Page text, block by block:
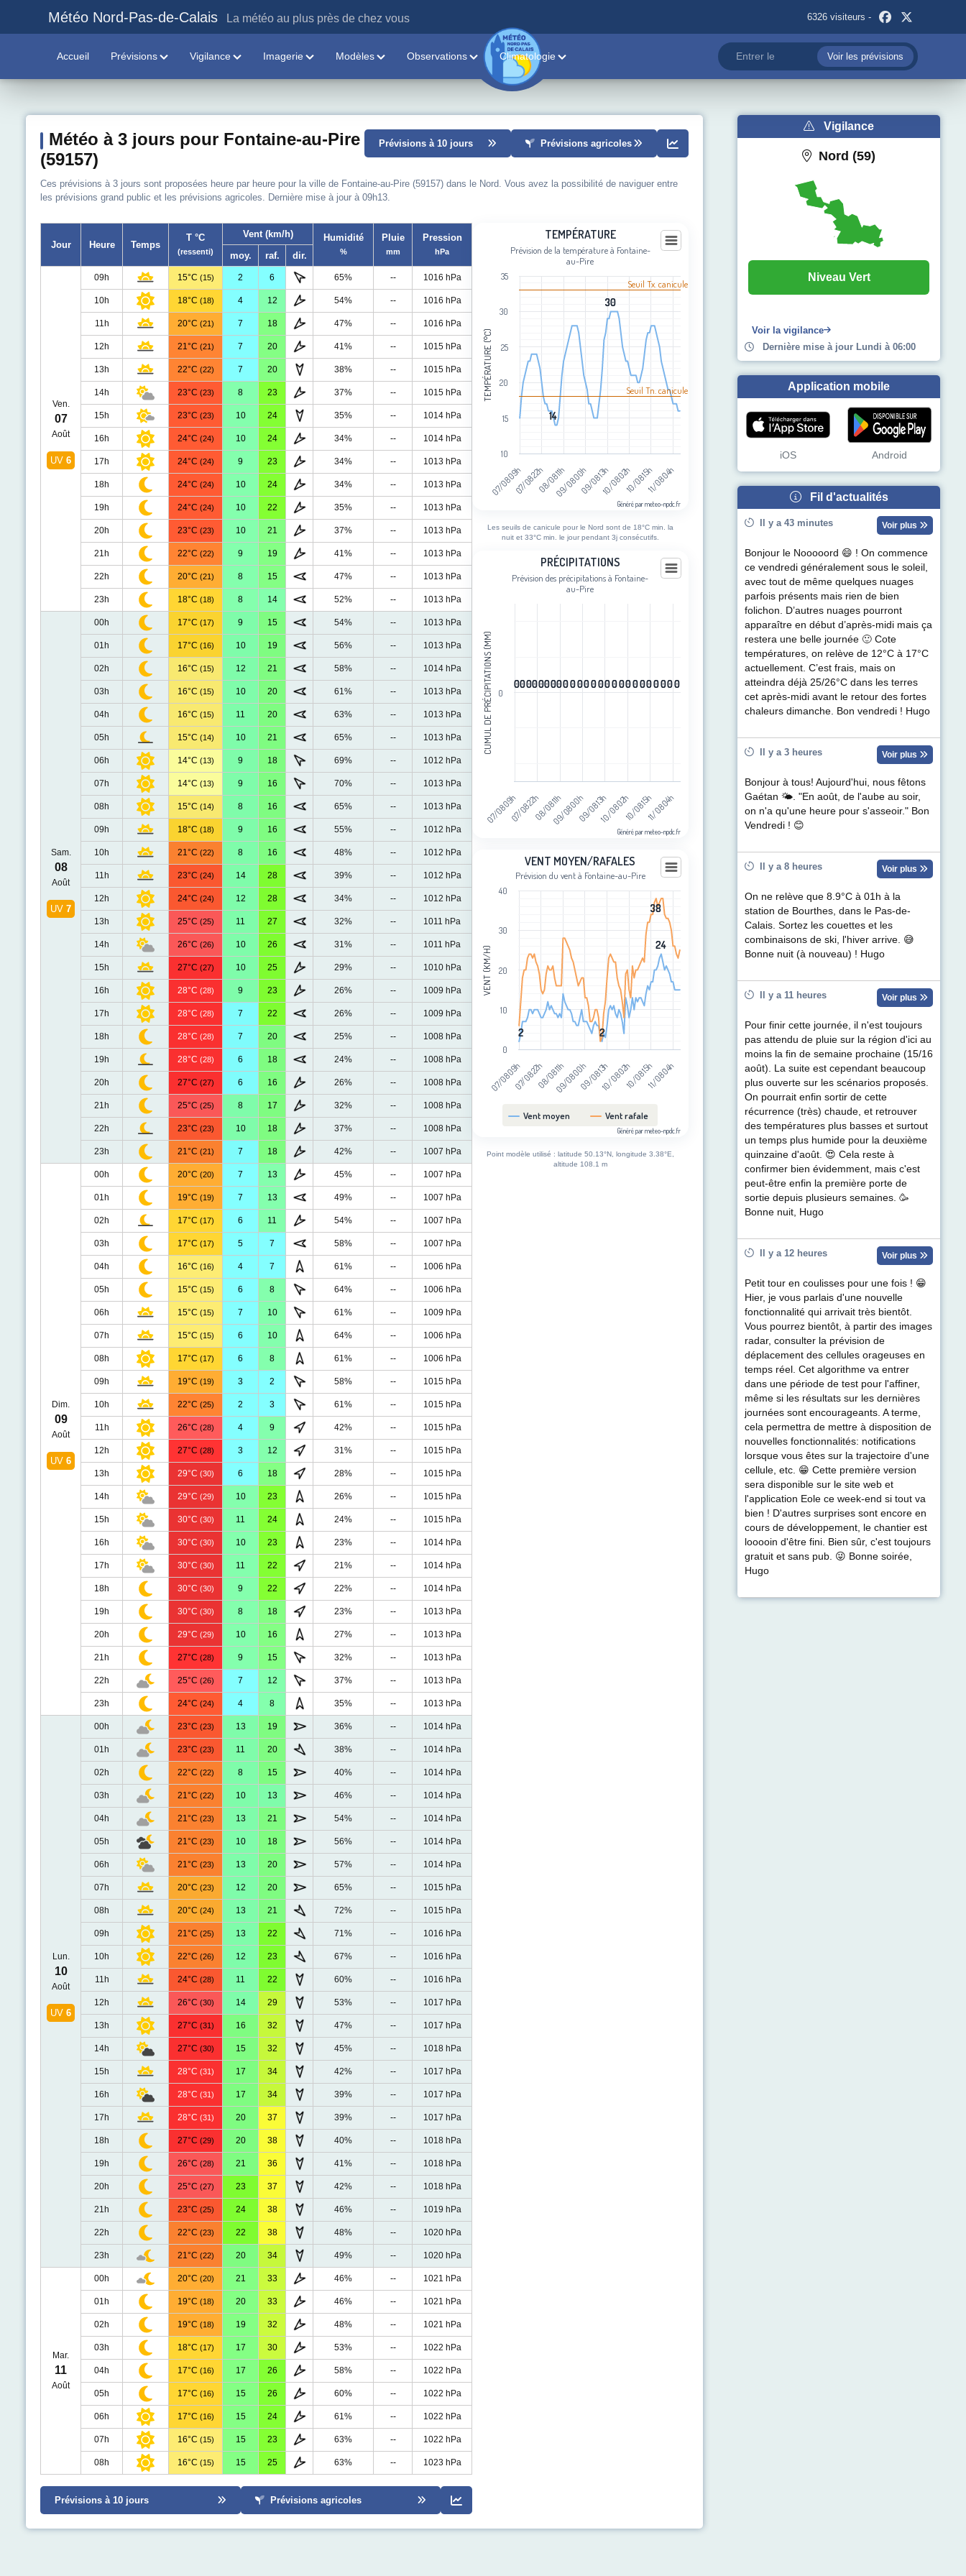
Météo Nord-Pas-de-Calais La météo au plus près de chez vous 6326 visiteurs -
Accueil Prévisions Vigilance Imagerie Modèles Observations Climatologie Voir les prévisions
Météo à 3 jours pour Fontaine-au-Pire
(59157)
Prévisions à 10 jours Prévisions agricoles
Ces prévisions à 3 jours sont proposées heure par heure pour la ville de Fontaine-au-Pire (59157) dans le Nord. Vous avez la possibilité de naviguer entre
les prévisions grand public et les prévisions agricoles. Dernière mise à jour à 09h13.
Jour Heure Temps
T °C
(ressenti)
Vent (km/h) Humidité
%
Pluie
mm
Pression
hPa
moy. raf. dir.
Ven.
07
Août
UV 6
09h 15°C (15) 2 6 65% -- 1016 hPa
10h 18°C (18) 4 12 54% -- 1016 hPa
11h 20°C (21) 7 18 47% -- 1016 hPa
12h 21°C (21) 7 20 41% -- 1015 hPa
13h 22°C (22) 7 20 38% -- 1015 hPa
14h 23°C (23) 8 23 37% -- 1015 hPa
15h 23°C (23) 10 24 35% -- 1014 hPa
16h 24°C (24) 10 24 34% -- 1014 hPa
17h 24°C (24) 9 23 34% -- 1013 hPa
18h 24°C (24) 10 24 34% -- 1013 hPa
19h 24°C (24) 10 22 35% -- 1013 hPa
20h 23°C (23) 10 21 37% -- 1013 hPa
21h 22°C (22) 9 19 41% -- 1013 hPa
22h 20°C (21) 8 15 47% -- 1013 hPa
23h 18°C (18) 8 14 52% -- 1013 hPa
Sam.
08
Août
UV 7
00h 17°C (17) 9 15 54% -- 1013 hPa
01h 17°C (16) 10 19 56% -- 1013 hPa
02h 16°C (15) 12 21 58% -- 1014 hPa
03h 16°C (15) 10 20 61% -- 1013 hPa
04h 16°C (15) 11 20 63% -- 1013 hPa
05h 15°C (14) 10 21 65% -- 1013 hPa
06h 14°C (13) 9 18 69% -- 1012 hPa
07h 14°C (13) 9 16 70% -- 1013 hPa
08h 15°C (14) 8 16 65% -- 1013 hPa
09h 18°C (18) 9 16 55% -- 1012 hPa
10h 21°C (22) 8 16 48% -- 1012 hPa
11h 23°C (24) 14 28 39% -- 1012 hPa
12h 24°C (24) 12 28 34% -- 1012 hPa
13h 25°C (25) 11 27 32% -- 1011 hPa
14h 26°C (26) 10 26 31% -- 1011 hPa
15h 27°C (27) 10 25 29% -- 1010 hPa
16h 28°C (28) 9 23 26% -- 1009 hPa
17h 28°C (28) 7 22 26% -- 1009 hPa
18h 28°C (28) 7 20 25% -- 1008 hPa
19h 28°C (28) 6 18 24% -- 1008 hPa
20h 27°C (27) 6 16 26% -- 1008 hPa
21h 25°C (25) 8 17 32% -- 1008 hPa
22h 23°C (23) 10 18 37% -- 1008 hPa
23h 21°C (21) 7 18 42% -- 1007 hPa
Dim.
09
Août
UV 6
00h 20°C (20) 7 13 45% -- 1007 hPa
01h 19°C (19) 7 13 49% -- 1007 hPa
02h 17°C (17) 6 11 54% -- 1007 hPa
03h 17°C (17) 5 7 58% -- 1007 hPa
04h 16°C (16) 4 7 61% -- 1006 hPa
05h 15°C (15) 6 8 64% -- 1006 hPa
06h 15°C (15) 7 10 61% -- 1009 hPa
07h 15°C (15) 6 10 64% -- 1006 hPa
08h 17°C (17) 6 8 61% -- 1006 hPa
09h 19°C (19) 3 2 58% -- 1015 hPa
10h 22°C (25) 2 3 61% -- 1015 hPa
11h 26°C (28) 4 9 42% -- 1015 hPa
12h 27°C (28) 3 12 31% -- 1015 hPa
13h 29°C (30) 6 18 28% -- 1015 hPa
14h 29°C (29) 10 23 26% -- 1015 hPa
15h 30°C (30) 11 24 24% -- 1015 hPa
16h 30°C (30) 10 23 23% -- 1014 hPa
17h 30°C (30) 11 22 21% -- 1014 hPa
18h 30°C (30) 9 22 22% -- 1014 hPa
19h 30°C (30) 8 18 23% -- 1013 hPa
20h 29°C (29) 10 16 27% -- 1013 hPa
21h 27°C (28) 9 15 32% -- 1013 hPa
22h 25°C (26) 7 12 37% -- 1013 hPa
23h 24°C (24) 4 8 35% -- 1013 hPa
Lun.
10
Août
UV 6
00h 23°C (23) 13 19 36% -- 1014 hPa
01h 23°C (23) 11 20 38% -- 1014 hPa
02h 22°C (22) 8 15 40% -- 1014 hPa
03h 21°C (22) 10 13 46% -- 1014 hPa
04h 21°C (23) 13 21 54% -- 1014 hPa
05h 21°C (23) 10 18 56% -- 1014 hPa
06h 21°C (23) 13 20 57% -- 1014 hPa
07h 20°C (23) 12 20 65% -- 1015 hPa
08h 20°C (24) 13 21 72% -- 1015 hPa
09h 21°C (25) 13 22 71% -- 1016 hPa
10h 22°C (26) 12 23 67% -- 1016 hPa
11h 24°C (28) 11 22 60% -- 1016 hPa
12h 26°C (30) 14 29 53% -- 1017 hPa
13h 27°C (31) 16 32 47% -- 1017 hPa
14h 27°C (30) 15 32 45% -- 1018 hPa
15h 28°C (31) 17 34 42% -- 1017 hPa
16h 28°C (31) 17 34 39% -- 1017 hPa
17h 28°C (31) 20 37 39% -- 1017 hPa
18h 27°C (29) 20 38 40% -- 1018 hPa
19h 26°C (28) 21 36 41% -- 1018 hPa
20h 25°C (27) 23 37 42% -- 1018 hPa
21h 23°C (25) 24 38 46% -- 1019 hPa
22h 22°C (23) 22 38 48% -- 1020 hPa
23h 21°C (22) 20 34 49% -- 1020 hPa
Mar.
11
Août
00h 20°C (20) 21 33 46% -- 1021 hPa
01h 19°C (18) 20 33 46% -- 1021 hPa
02h 19°C (18) 19 32 48% -- 1021 hPa
03h 18°C (17) 17 30 53% -- 1022 hPa
04h 17°C (16) 17 26 58% -- 1022 hPa
05h 17°C (16) 15 26 60% -- 1022 hPa
06h 17°C (16) 15 24 61% -- 1022 hPa
07h 16°C (15) 15 23 63% -- 1022 hPa
08h 16°C (15) 15 25 63% -- 1023 hPa
Prévisions à 10 jours Prévisions agricoles
Line chart with 96 data points.
The chart has 1 X axis displaying categories.
The chart has 1 Y axis displaying Température (°C). Data ranges from 14 to 30.
TEMPÉRATURE (°C)
TEMPÉRATURE
Prévision de la température à Fontaine-
au-Pire
14
14
30
30
07/08 09h07/08 22h08/08 11h09/08 00h09/08 13h10/08 02h10/08 15h11/08 04h
10
15
20
25
30
35
Généré par meteo-npdc.fr
Seuil Tx. canicule
Seuil Tn. canicule
Les seuils de canicule pour le Nord sont de 18°C min. la
nuit et 33°C min. le jour pendant 3j consécutifs.
Bar chart with 96 bars.
The chart has 1 X axis displaying categories.
The chart has 1 Y axis displaying Cumul de précipitations (mm). Data ranges from -0.5 to 0.5.
CUMUL DE PRÉCIPITATIONS (MM)
PRÉCIPITATIONS
Prévision des précipitations à Fontaine-
au-Pire
0
00
00
00
00
00
00
00
00
00
00
00
00
00
00
00
00
00
00
00
00
00
00
00
00
0
07/08 09h07/08 22h08/08 11h09/08 00h09/08 13h10/08 02h10/08 15h11/08 04h
0
Généré par meteo-npdc.fr
Vent moyen/rafales
Line chart with 2 lines.
Prévision du vent à Fontaine-au-Pire
View as data table, Vent moyen/rafales
The chart has 1 X axis displaying categories.
The chart has 1 Y axis displaying Vent (km/h). Data ranges from 2 to 38.
VENT (KM/H)
VENT MOYEN/RAFALES
Prévision du vent à Fontaine-au-Pire
2
2 2
2
24
24
38
38
Vent moyen Vent rafale
07/08 09h07/08 22h08/08 11h09/08 00h09/08 13h10/08 02h10/08 15h11/08 04h
0
10
20
30
40
Généré par meteo-npdc.fr
Point modèle utilisé : latitude 50.13°N, longitude 3.38°E,
altitude 108.1 m
Vigilance
Nord (59)
Niveau Vert
Voir la vigilance
Dernière mise à jour Lundi à 06:00
Application mobile
iOS Android
Fil d'actualités
Il y a 43 minutes Voir plus
Bonjour le Nooooord 😄 ! On commence
ce vendredi généralement sous le soleil,
avec tout de même quelques nuages
parfois présents mais rien de bien
folichon. D’autres nuages pourront
apparaître en début d’après-midi mais ça
restera une belle journée 🙂 Cote
températures, on relève de 12°C à 17°C
actuellement. C’est frais, mais on
atteindra déjà 25/26°C dans les terres
cet après-midi avant le retour des fortes
chaleurs dimanche. Bon vendredi ! Hugo
Il y a 3 heures Voir plus
Bonjour à tous! Aujourd'hui, nous fêtons
Gaétan 🌤. "En août, de l'aube au soir,
on n'a qu'une heure pour s'asseoir." Bon
Vendredi ! 😊
Il y a 8 heures Voir plus
On ne relève que 8.9°C à 01h à la
station de Bourthes, dans le Pas-de-
Calais. Sortez les couettes et les
combinaisons de ski, l'hiver arrive. 😅
Bonne nuit (à nouveau) ! Hugo
Il y a 11 heures Voir plus
Pour finir cette journée, il n'est toujours
pas attendu de pluie sur la région d'ici au
moins la fin de semaine prochaine (15/16
août). La suite est cependant beaucoup
plus ouverte sur les scénarios proposés.
On pourrait enfin sortir de cette
récurrence (très) chaude, et retrouver
des températures plus basses et surtout
un temps plus humide pour la deuxième
quinzaine d'août. 😍 Cela reste à
confirmer bien évidemment, mais c'est
peut-être enfin la première porte de
sortie depuis plusieurs semaines. 🥳
Bonne nuit, Hugo
Il y a 12 heures Voir plus
Petit tour en coulisses pour une fois ! 😁
Hier, je vous parlais d'une nouvelle
fonctionnalité qui arrivait très bientôt.
Vous pourrez bientôt, à partir des images
radar, consulter la prévision de
déplacement des cellules orageuses en
temps réel. Cet algorithme va entrer
dans une période de test pour l'affiner,
même si les résultats sur les dernières
journées sont encourageants. A terme,
cela permettra de mettre à disposition de
nouvelles fonctionnalités: notifications
lorsque vous êtes sur la trajectoire d'une
cellule, etc. 😁 Cette première version
sera disponible sur le site web et
l'application Eole ce week-end si tout va
bien ! D'autres surprises sont encore en
cours de développement, le chantier est
looooin d'être fini. Bien sûr, c'est toujours
gratuit et sans pub. 😜 Bonne soirée,
Hugo